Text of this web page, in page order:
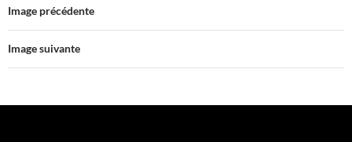
Image précédente
Image suivante